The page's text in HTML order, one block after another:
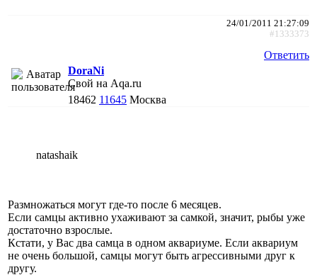
24/01/2011 21:27:09
#1333373
Ответить
DoraNi
Свой на Aqa.ru
18462 11645 Москва
natashaik
Размножаться могут где-то после 6 месяцев.
Если самцы активно ухаживают за самкой, значит, рыбы уже
достаточно взрослые.
Кстати, у Вас два самца в одном аквариуме. Если аквариум
не очень большой, самцы могут быть агрессивными друг к
другу.